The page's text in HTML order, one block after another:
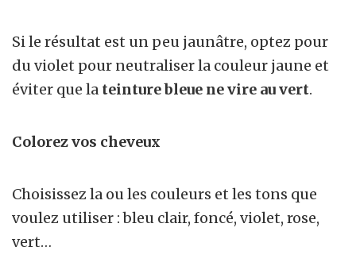
Si le résultat est un peu jaunâtre, optez pour
du violet pour neutraliser la couleur jaune et
éviter que la teinture bleue ne vire au vert.
Colorez vos cheveux
Choisissez la ou les couleurs et les tons que
voulez utiliser : bleu clair, foncé, violet, rose,
vert…